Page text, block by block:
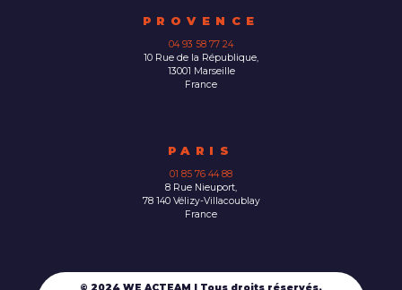
PROVENCE
04 93 58 77 24
10 Rue de la République,
13001 Marseille
France
PARIS
01 85 76 44 88
8 Rue Nieuport,
78 140 Vélizy-Villacoublay
France
© 2024 WE ACTEAM | Tous droits réservés.